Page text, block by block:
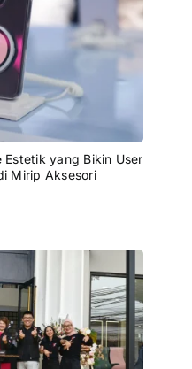
yang Bikin User
Mirip Aksesori